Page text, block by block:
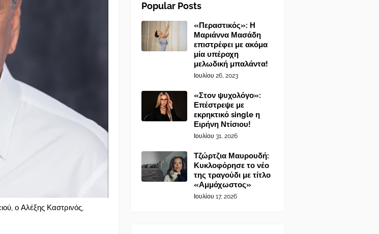
ο Αλέξης Καστρινός,
Popular Posts
«Περαστικός»: Η
Μαριάννα Μασάδη
επιστρέφει με ακόμα
μία υπέροχη
μελωδική μπαλάντα!
Ιουλίου 26, 2023
«Στον ψυχολόγο»:
Επέστρεψε με
εκρηκτικό single η
Ειρήνη Ντίσιου!
Ιουλίου 31, 2026
Τζώρτζια Μαυρουδή:
Κυκλοφόρησε το νέο
της τραγούδι με τίτλο
«Αμμόχωστος»
Ιουλίου 17, 2026